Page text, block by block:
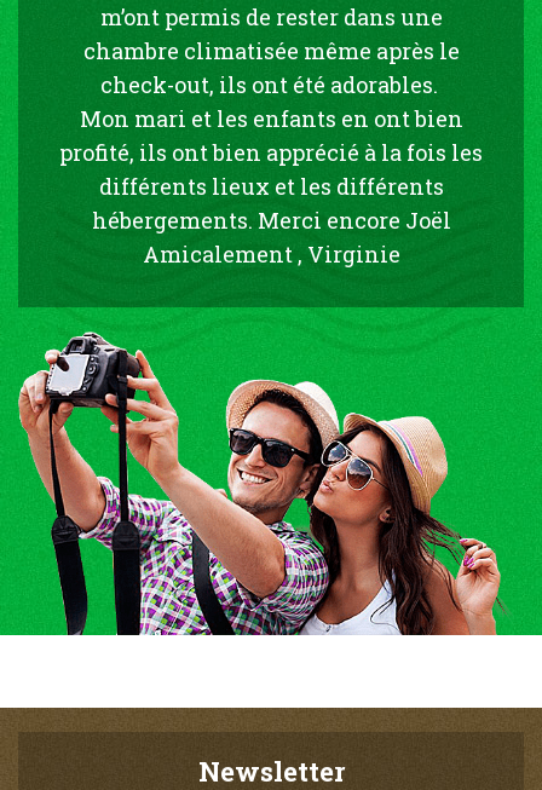
m’ont permis de rester dans une
chambre climatisée même après le
check-out, ils ont été adorables.
Mon mari et les enfants en ont bien
profité, ils ont bien apprécié à la fois les
différents lieux et les différents
hébergements. Merci encore Joël
Amicalement , Virginie
Newsletter